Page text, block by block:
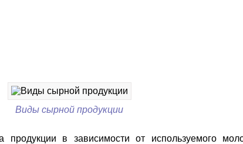
Виды сырной продукции
продукции в зависимости от используемого